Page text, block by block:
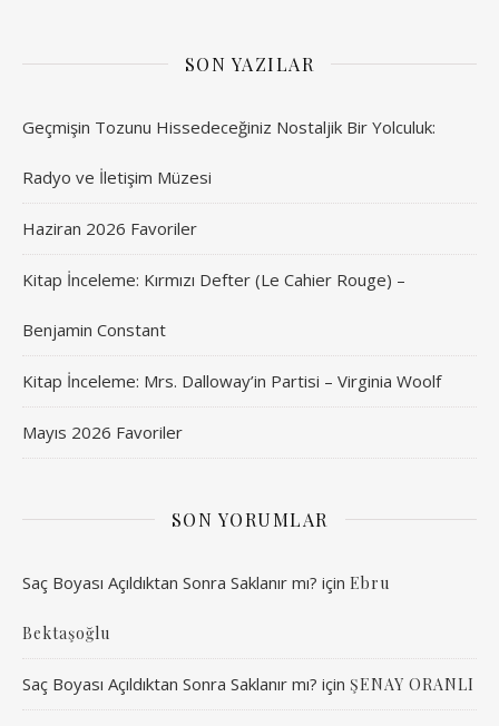
SON YAZILAR
Geçmişin Tozunu Hissedeceğiniz Nostaljik Bir Yolculuk:
Radyo ve İletişim Müzesi
Haziran 2026 Favoriler
Kitap İnceleme: Kırmızı Defter (Le Cahier Rouge) –
Benjamin Constant
Kitap İnceleme: Mrs. Dalloway’in Partisi – Virginia Woolf
Mayıs 2026 Favoriler
SON YORUMLAR
Saç Boyası Açıldıktan Sonra Saklanır mı? için Ebru
Bektaşoğlu
Saç Boyası Açıldıktan Sonra Saklanır mı? için ŞENAY ORANLI